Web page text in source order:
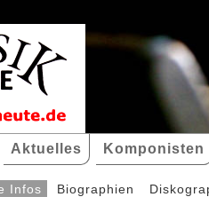
Aktuelles Komponisten
Infos Biographien